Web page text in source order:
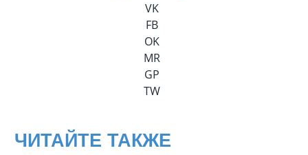
VK
FB
OK
MR
GP
TW
ЧИТАЙТЕ ТАКЖЕ